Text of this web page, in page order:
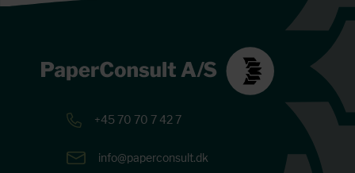
+45 70 70 7 42 7
info@paperconsult.dk